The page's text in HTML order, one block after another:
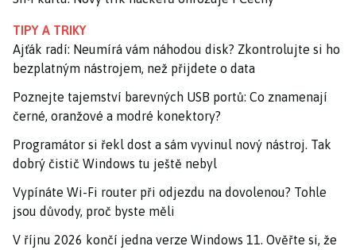
TIPY A TRIKY
Ajťák radí: Neumírá vám náhodou disk? Zkontrolujte si ho
bezplatným nástrojem, než přijdete o data
Poznejte tajemství barevných USB portů: Co znamenají
černé, oranžové a modré konektory?
Programátor si řekl dost a sám vyvinul nový nástroj. Tak
dobrý čistič Windows tu ještě nebyl
Vypínáte Wi-Fi router při odjezdu na dovolenou? Tohle
jsou důvody, proč byste měli
V říjnu 2026 končí jedna verze Windows 11. Ověřte si, že